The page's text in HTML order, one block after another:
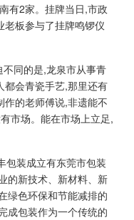
有2家。挂牌当日,市政
板参与了挂牌鸣锣仪
同的是,龙泉市从事青
都会青瓷手艺,那里还有
的老师傅说,非遗能不
市场。能在市场上立足,
包装成立有东莞市包装
的新技术、新材料、新
绿色环保和节能减排的
成包装作为一个传统的